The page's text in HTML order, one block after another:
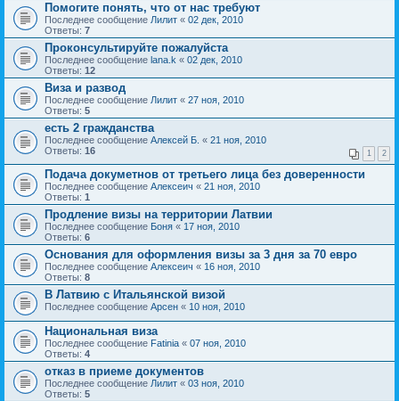
Помогите понять, что от нас требуют
Последнее сообщение Лилит « 02 дек, 2010
Ответы: 7
Проконсультируйте пожалуйста
Последнее сообщение lana.k « 02 дек, 2010
Ответы: 12
Виза и развод
Последнее сообщение Лилит « 27 ноя, 2010
Ответы: 5
есть 2 гражданства
Последнее сообщение Алексей Б. « 21 ноя, 2010
Ответы: 16 1 2
Подача докуметнов от третьего лица без доверенности
Последнее сообщение Алексеич « 21 ноя, 2010
Ответы: 1
Продление визы на территории Латвии
Последнее сообщение Боня « 17 ноя, 2010
Ответы: 6
Основания для оформления визы за 3 дня за 70 евро
Последнее сообщение Алексеич « 16 ноя, 2010
Ответы: 8
В Латвию с Итальянской визой
Последнее сообщение Арсен « 10 ноя, 2010
Национальная виза
Последнее сообщение Fatinia « 07 ноя, 2010
Ответы: 4
отказ в приеме документов
Последнее сообщение Лилит « 03 ноя, 2010
Ответы: 5